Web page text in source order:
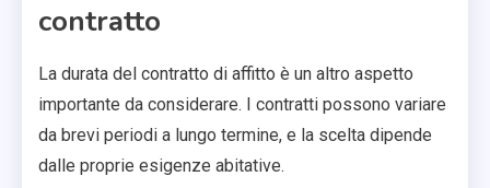
contratto
La durata del contratto di affitto è un altro aspetto
importante da considerare. I contratti possono variare
da brevi periodi a lungo termine, e la scelta dipende
dalle proprie esigenze abitative.